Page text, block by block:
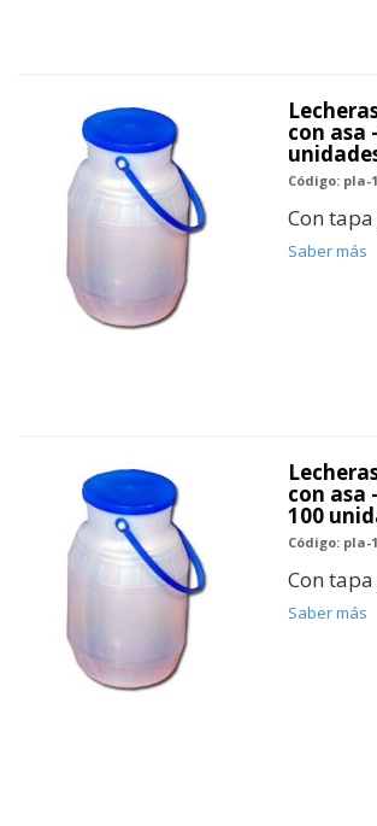
con asa
Código: pla-
Con tapa
Saber más
con asa
100
Código: pla-
Con tapa
Saber más